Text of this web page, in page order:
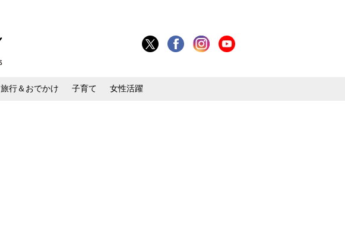
旅行＆おでかけ 子育て 女性活躍